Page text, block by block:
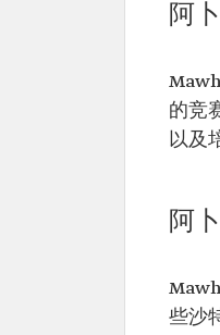
阿
的竞
以及
阿
些沙